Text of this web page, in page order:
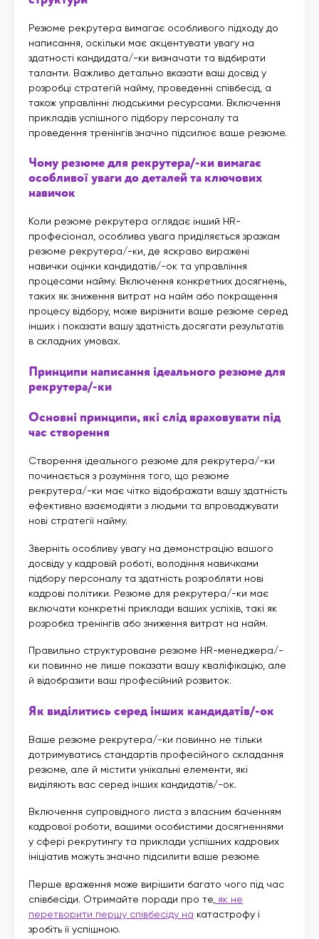
Резюме рекрутера вимагає особливого підходу до
написання, оскільки має акцентувати увагу на
здатності кандидата/-ки визначати та відбирати
таланти. Важливо детально вказати ваш досвід у
розробці стратегій найму, проведенні співбесід, а
також управлінні людськими ресурсами. Включення
прикладів успішного підбору персоналу та
проведення тренінгів значно підсилює ваше резюме.
Чому резюме для рекрутера/-ки вимагає
особливої уваги до деталей та ключових
навичок
Коли резюме рекрутера оглядає інший HR-
професіонал, особлива увага приділяється зразкам
резюме рекрутера/-ки, де яскраво виражені
навички оцінки кандидатів/-ок та управління
процесами найму. Включення конкретних досягнень,
таких як зниження витрат на найм або покращення
процесу відбору, може вирізнити ваше резюме серед
інших і показати вашу здатність досягати результатів
в складних умовах.
Принципи написання ідеального резюме для
рекрутера/-ки
Основні принципи, які слід враховувати під
час створення
Створення ідеального резюме для рекрутера/-ки
починається з розуміння того, що резюме
рекрутера/-ки має чітко відображати вашу здатність
ефективно взаємодіяти з людьми та впроваджувати
нові стратегії найму.
Зверніть особливу увагу на демонстрацію вашого
досвіду у кадровій роботі, володіння навичками
підбору персоналу та здатність розробляти нові
кадрові політики. Резюме для рекрутера/-ки має
включати конкретні приклади ваших успіхів, такі як
розробка тренінгів або зниження витрат на найм.
Правильно структуроване резюме HR-менеджера/-
ки повинно не лише показати вашу кваліфікацію, але
й відобразити ваш професійний розвиток.
Як виділитись серед інших кандидатів/-ок
Ваше резюме рекрутера/-ки повинно не тільки
дотримуватись стандартів професійного складання
резюме, але й містити унікальні елементи, які
виділяють вас серед інших кандидатів/-ок.
Включення супровідного листа з власним баченням
кадрової роботи, вашими особистими досягненнями
у сфері рекрутингу та приклади успішних кадрових
ініціатив можуть значно підсилити ваше резюме.
Перше враження може вирішити багато чого під час
співбесіди. Отримайте поради про те, як не
перетворити першу співбесіду на катастрофу і
зробіть її успішною.